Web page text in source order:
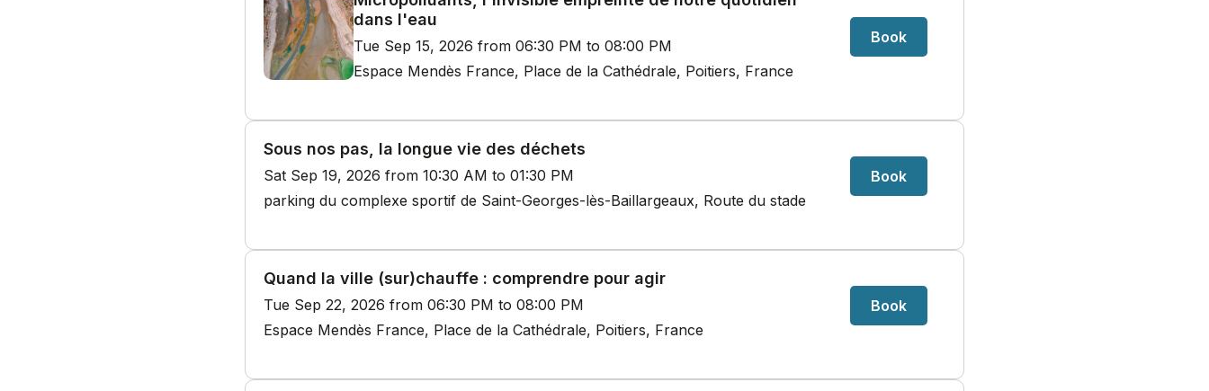
dans l'eau
Tue Sep 15, 2026 from 06:30 PM to 08:00 PM
Espace Mendès France, Place de la Cathédrale, Poitiers, France
Book
Sous nos pas, la longue vie des déchets
Sat Sep 19, 2026 from 10:30 AM to 01:30 PM
parking du complexe sportif de Saint-Georges-lès-Baillargeaux, Route du stade
Book
Quand la ville (sur)chauffe : comprendre pour agir
Tue Sep 22, 2026 from 06:30 PM to 08:00 PM
Espace Mendès France, Place de la Cathédrale, Poitiers, France
Book